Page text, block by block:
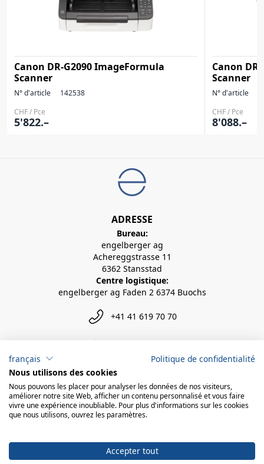
Canon DR-G2090 ImageFormula
Scanner
N° d'article
142538
CHF / Pce
5'822.–
Canon
Scanner
N° d'article
CHF / Pce
8'088.–
ADRESSE
Bureau:
engelberger ag
Achereggstrasse 11
6362 Stansstad
Centre logistique:
engelberger ag Faden 2 6374 Buochs
+41 41 619 70 70
français
Politique de confidentialité
Nous utilisons des cookies
Nous pouvons les placer pour analyser les données de nos visiteurs,
améliorer notre site Web, afficher un contenu personnalisé et vous faire
vivre une expérience inoubliable. Pour plus d'informations sur les cookies
que nous utilisons, ouvrez les paramètres.
Accepter tout